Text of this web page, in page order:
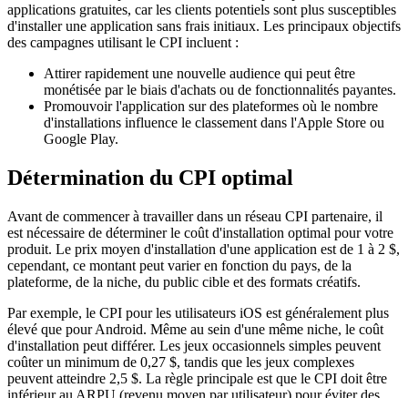
applications gratuites, car les clients potentiels sont plus susceptibles
d'installer une application sans frais initiaux. Les principaux objectifs
des campagnes utilisant le CPI incluent :
Attirer rapidement une nouvelle audience qui peut être
monétisée par le biais d'achats ou de fonctionnalités payantes.
Promouvoir l'application sur des plateformes où le nombre
d'installations influence le classement dans l'Apple Store ou
Google Play.
Détermination du CPI optimal
Avant de commencer à travailler dans un réseau CPI partenaire, il
est nécessaire de déterminer le coût d'installation optimal pour votre
produit. Le prix moyen d'installation d'une application est de 1 à 2 $,
cependant, ce montant peut varier en fonction du pays, de la
plateforme, de la niche, du public cible et des formats créatifs.
Par exemple, le CPI pour les utilisateurs iOS est généralement plus
élevé que pour Android. Même au sein d'une même niche, le coût
d'installation peut différer. Les jeux occasionnels simples peuvent
coûter un minimum de 0,27 $, tandis que les jeux complexes
peuvent atteindre 2,5 $. La règle principale est que le CPI doit être